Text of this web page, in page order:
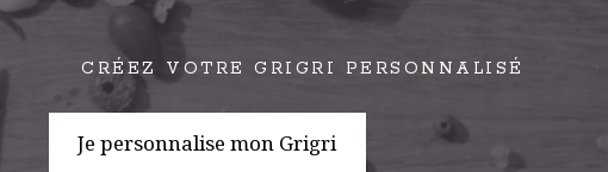
CRÉEZ VOTRE GRIGRI PERSONNALISÉ
Je personnalise mon Grigri